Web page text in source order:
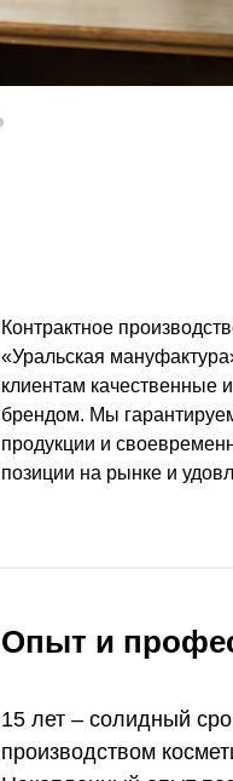
Контрактное
«Уральская
клиентам качественные
брендом. Мы
продукции и
позиции на рынке и
Опыт и
15 лет – солидный
производством